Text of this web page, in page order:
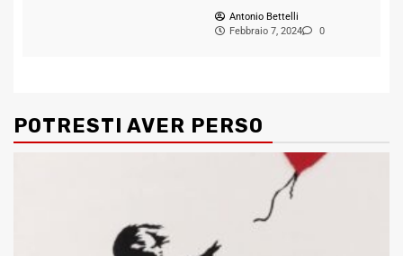
Antonio Bettelli
Febbraio 7, 2024
0
POTRESTI AVER PERSO